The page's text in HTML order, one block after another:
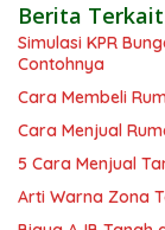
Berita Terkait
Simulasi KPR
Contohnya
Cara Membeli
Cara Menjual
5 Cara Menjual
Arti Warna Zona